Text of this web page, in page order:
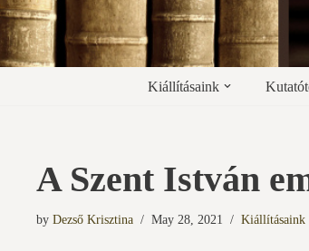
Kiállításaink
A Szent István
byDezső Krisztina May 28, 2021 Kiállításaink